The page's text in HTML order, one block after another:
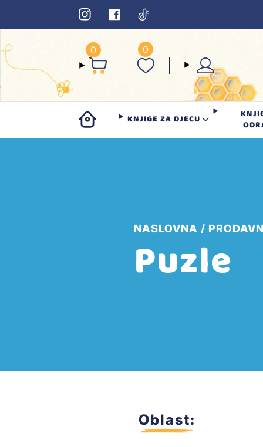
0 0
KNJIGE ZA DJECU
NASLOVNA
Puzle
Oblast: